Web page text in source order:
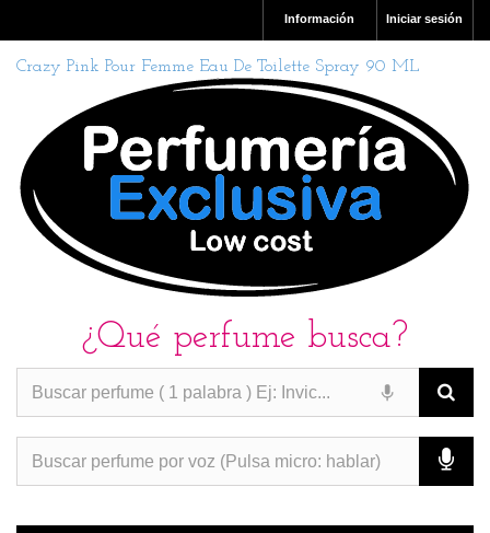
Iniciar sesión
Información
Crazy Pink Pour Femme Eau De Toilette Spray 90 ML
¿Qué perfume busca?